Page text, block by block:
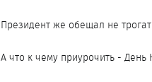
Президент же обещал не
А что к чему приурочить -